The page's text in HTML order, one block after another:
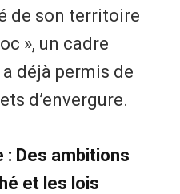
de son territoire
», un cadre
déjà permis de
d’envergure.
: Des ambitions
et les lois